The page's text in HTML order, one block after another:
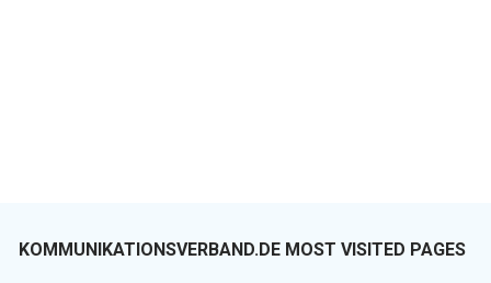
KOMMUNIKATIONSVERBAND.DE MOST VISITED PAGES